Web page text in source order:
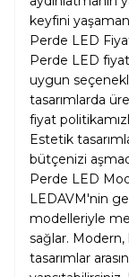
keyfini
Perde LED
Perde LED
uygun
tasarımlarda
fiyat
Estetik
bütçenizi
Perde LED
LEDAVM'nin
modelleriyle
sağlar.
tasarımlar